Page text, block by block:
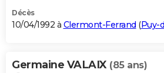
Décès
10/04/1992 à Clermont-Ferrand (Puy-
Germaine VALAIX (85 ans)